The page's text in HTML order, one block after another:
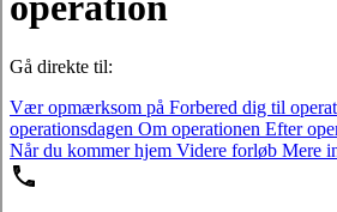
Gå direkte til:
Vær opmærksom på Forbered dig til
operationsdagen Om operationen Efter
Når du kommer hjem Videre forløb Mere